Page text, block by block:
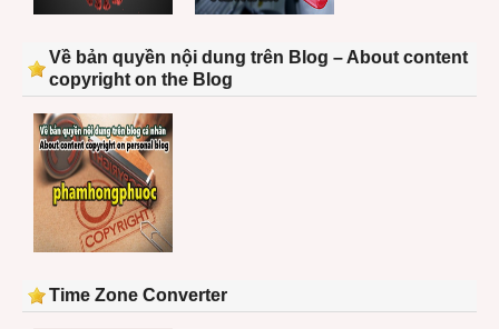
Về bản quyền nội dung trên Blog – About content
copyright on the Blog
Time Zone Converter